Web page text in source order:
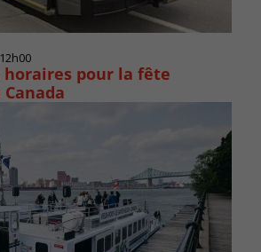
horaires pour la fête